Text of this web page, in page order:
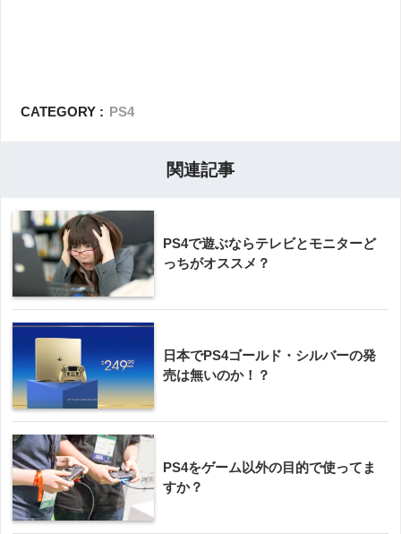
CATEGORY : PS4
関連記事
PS4で遊ぶならテレビとモニターど
っちがオススメ？
日本でPS4ゴールド・シルバーの発
売は無いのか！？
PS4をゲーム以外の目的で使ってま
すか？